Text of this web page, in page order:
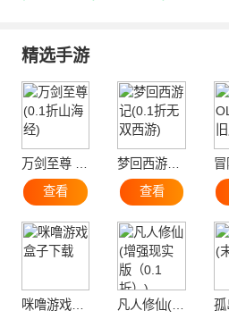
精选手游
万剑至尊 (0.1折山海经)
查看
梦回西游记(0.1折无双西游)
查看
咪噜游戏盒子下载